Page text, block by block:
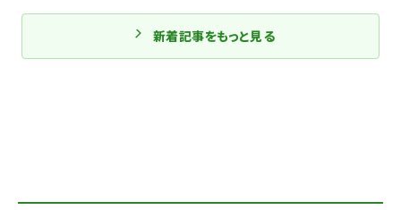
新着記事をもっと見る